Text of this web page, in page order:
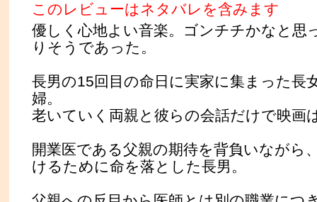
このレビューはネタバレを含みます
優しく心地よい音楽。ゴンチチかなと思
りそうであった。
長男の15回目の命日に実家に集まった長
婦。
老いていく両親と彼らの会話だけで映画
開業医である父親の期待を背負いながら
けるために命を落とした長男。